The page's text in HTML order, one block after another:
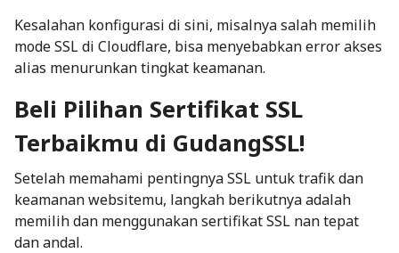
Kesalahan konfigurasi di sini, misalnya salah memilih
mode SSL di Cloudflare, bisa menyebabkanerrorakses
alias menurunkan tingkat keamanan.
Beli Pilihan Sertifikat SSL
Terbaikmu di GudangSSL!
Setelah memahami pentingnya SSL untuk trafik dan
keamanan websitemu, langkah berikutnya adalah
memilih dan menggunakan sertifikat SSL nan tepat
dan andal.